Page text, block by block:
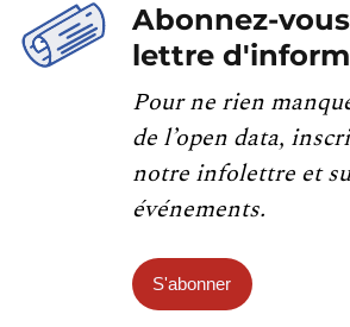
Abonnez-
lettre
Pour ne rien
de l’open data,
notre infolettre et
événements.
S'abonner